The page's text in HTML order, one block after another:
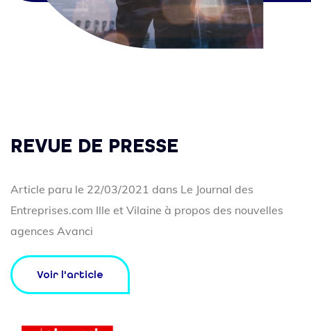
REVUE DE PRESSE
Article paru le 22/03/2021 dans Le Journal des
Entreprises.com Ille et Vilaine à propos des nouvelles
agences Avanci
Voir l'article